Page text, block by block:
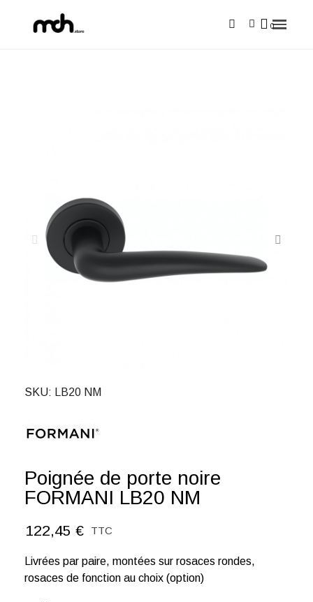
SKU LB20 NM
Poignée de porte noire
FORMANI LB20 NM
122,45 € TTC
Livrées par paire, montées sur rosaces rondes,
rosaces de fonction au choix (option)